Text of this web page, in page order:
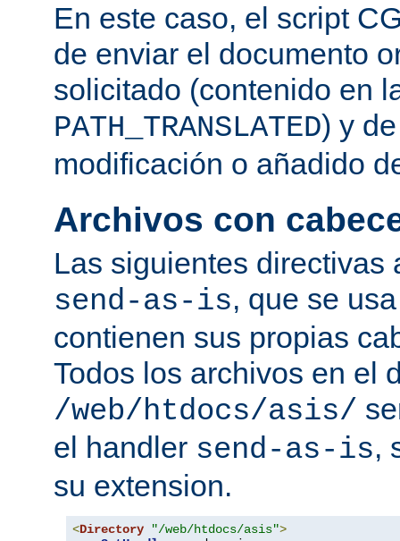
En este caso, el script
de enviar el documento
solicitado (contenido en
PATH_TRANSLATED) y
modificación o añadido
Archivos con
Las siguientes directivas
send-as-is, que se
contienen sus propias
Todos los archivos en el
/web/htdocs/asis/
el handler send-as-is,
su extension.
<Directory "/web/htdocs/asis">